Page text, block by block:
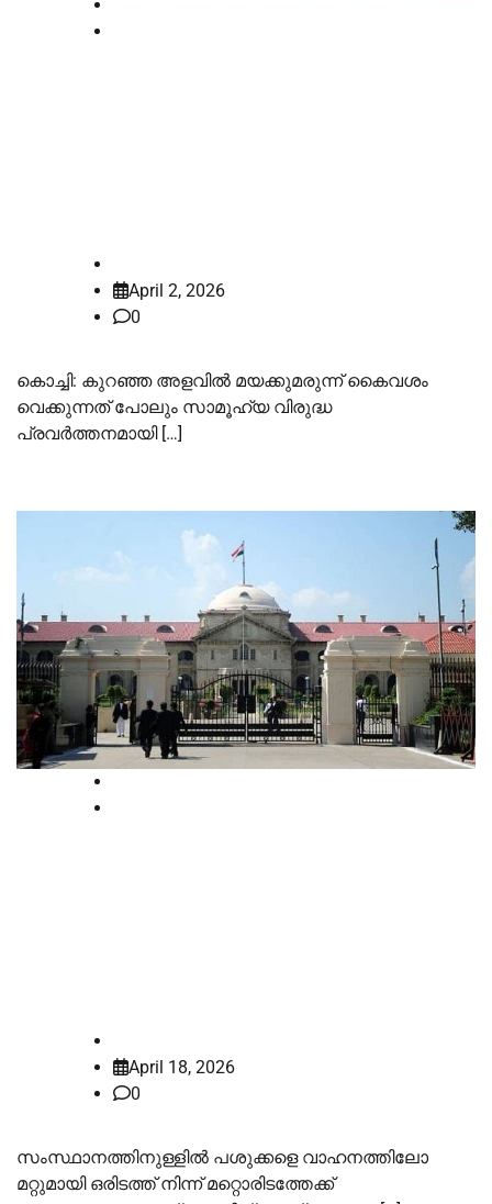
April 2, 2026
0
കൊച്ചി: കുറഞ്ഞ അളവിൽ മയക്കുമരുന്ന് കൈവശം
വെക്കുന്നത് പോലും സാമൂഹ്യ വിരുദ്ധ
പ്രവർത്തനമായി […]
April 18, 2026
0
സംസ്ഥാനത്തിനുള്ളിൽ പശുക്കളെ വാഹനത്തിലോ
മറ്റുമായി ഒരിടത്ത് നിന്ന് മറ്റൊരിടത്തേക്ക്